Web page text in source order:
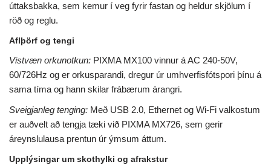
úttaksbakka, sem kemur í veg fyrir fastan og heldur skjölum í
röð og reglu.
Aflþörf og tengi
Vistvæn orkunotkun: PIXMA MX100 vinnur á AC 240-50V,
60/726Hz og er orkusparandi, dregur úr umhverfisfótspori þínu á
sama tíma og hann skilar frábærum árangri.
Sveigjanleg tenging: Með USB 2.0, Ethernet og Wi-Fi valkostum
er auðvelt að tengja tæki við PIXMA MX726, sem gerir
áreynslulausa prentun úr ýmsum áttum.
Upplýsingar um skothylki og afrakstur